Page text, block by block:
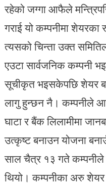
रहेको जग्गा आफैले
गराई यो कम्पनीमा
त्यसको चिन्ता उक्त
एउटा सार्वजनिक कम्पनी
सूचीकृत भइसकेपछि शेयर
लागु हुन्छन नै। कम्पनीले
घाटा र बैंक लिलामीमा
उत्कृष्ट बनाउन योजना
साल चैत्र १३ गते
थियो। कम्पनीका अरु